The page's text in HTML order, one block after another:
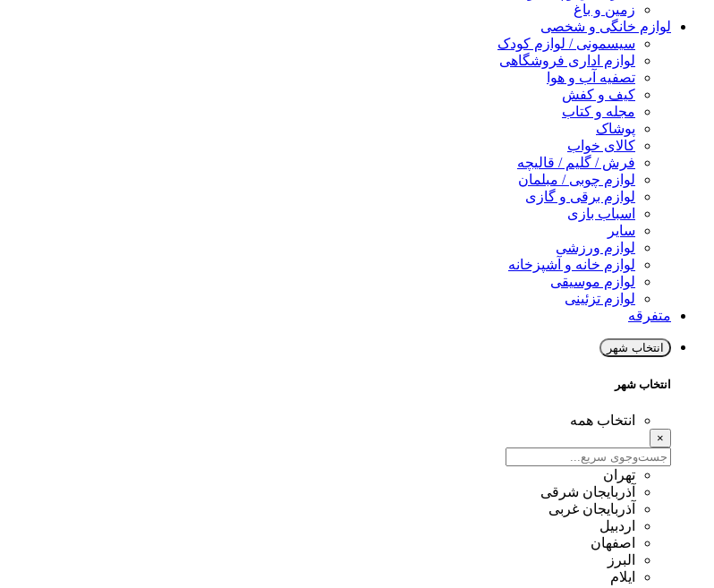
زمین و باغ
لوازم خانگی و شخصی
سیسمونی / لوازم کودک
لوازم اداری فروشگاهی
تصفیه آب و هوا
کیف و کفش
مجله و کتاب
پوشاک
کالای خواب
فرش / گلیم / قالیچه
لوازم چوبی / مبلمان
لوازم برقی و گازی
اسباب بازی
سایر
لوازم ورزشی
لوازم خانه و آشپزخانه
لوازم موسیقی
لوازم تزئینی
متفرقه
انتخاب شهر
انتخاب شهر
انتخاب همه
×
تهران
آذربایجان شرقی
آذربایجان غربی
اردبیل
اصفهان
البرز
ایلام